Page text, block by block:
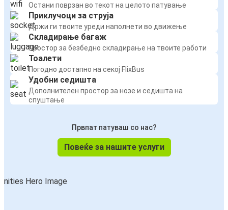
Остани поврзан во текот на целото патување
Приклучоци за струја
Држи ги твоите уреди наполнети во движење
Складирање багаж
Простор за безбедно складирање на твоите работи
Тоалети
Погодно достапно на секој FlixBus
Удобни седишта
Дополнителен простор за нозе и седишта на
спуштање
Првпат патуваш со нас?
Повеќе за нашите услуги